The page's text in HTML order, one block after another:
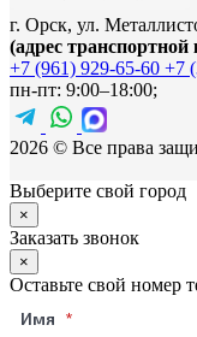
г. Орск, ул.
(адрес
+7 (961) 929-65-60 +7
пн-пт: 9:00–18:00;
2026 © Все права
Выберите свой город
×
Заказать звонок
×
Оставьте свой номер
Имя